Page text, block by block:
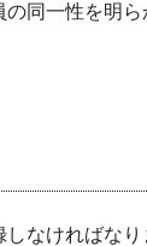
同一性を明
なければなり